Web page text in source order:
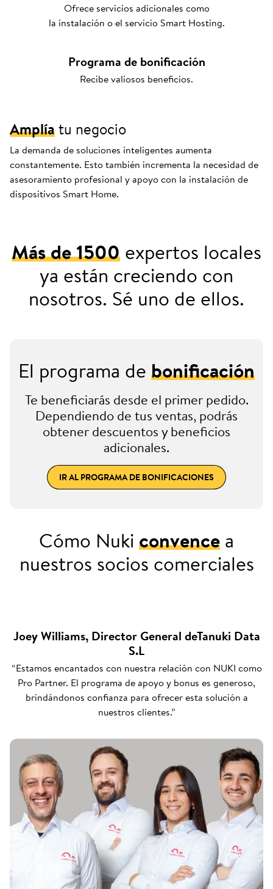
Ofrece servicios adicionales como
la instalación o el servicio Smart Hosting.
Programa de bonificación
Recibe valiosos beneficios.
Amplíatu negocio
La demanda de soluciones inteligentes aumenta
constantemente. Esto también incrementa la necesidad de
asesoramiento profesional y apoyo con la instalación de
dispositivos Smart Home.
Más de 1500expertos locales
ya están creciendo con
nosotros. Sé uno de ellos.
El programa debonificación
Te beneficiarás desde el primer pedido.
Dependiendo de tus ventas, podrás
obtener descuentos y beneficios
adicionales.
IR AL PROGRAMA DE BONIFICACIONES
Cómo Nukiconvencea
nuestros socios comerciales
Joey Williams, Director General deTanuki Data
S.L
“Estamos encantados con nuestra relación con NUKI como
Pro Partner. El programa de apoyo y bonus es generoso,
brindándonos confianza para ofrecer esta solución a
nuestros clientes.”